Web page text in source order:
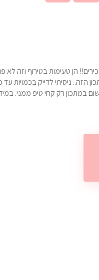
מכירים!! הן טעימות בטירוף
הזה.. ניסיתי לדייק
רשום במתכון רק קחי טיפ ממני.